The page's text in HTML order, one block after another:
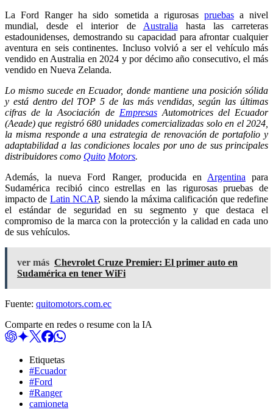
La Ford Ranger ha sido sometida a rigurosas pruebasa nivel
mundial, desde el interior de Australia hasta las carreteras
estadounidenses, demostrando su capacidad para afrontar cualquier
aventura en seis continentes. Incluso volvió a ser el vehículo más
vendido en Australia en 2024 y por décimo año consecutivo, el más
vendido en Nueva Zelanda.
Lo mismo sucede en Ecuador, donde mantiene una posición sólida
y está dentro del TOP 5 de las más vendidas, según las últimas
cifras de la Asociación de EmpresasAutomotrices del Ecuador
(Aeade) que registró 680 unidades comercializadas solo en el 2024,
la misma responde a una estrategia de renovación de portafolio y
adaptabilidad a las condiciones locales por uno de sus principales
distribuidores como Quito Motors.
Además, la nueva Ford Ranger, producida en Argentina para
Sudamérica recibió cinco estrellas en las rigurosas pruebas de
impacto de Latin NCAP, siendo la máxima calificación que redefine
el estándar de seguridad en su segmento y que destaca el
compromiso de la marca con la protección y la calidad en cada uno
de sus vehículos.
ver más Chevrolet Cruze Premier: El primer auto en
Sudamérica en tener WiFi
Fuente: quitomotors.com.ec
Comparte en redes o resume con la IA
Etiquetas
#Ecuador
#Ford
#Ranger
camioneta